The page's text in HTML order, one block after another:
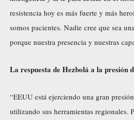
resistencia hoy es más fuerte y más
somos pacientes. Nadie cree que sea
porque nuestra presencia y nuestras
La respuesta de Hezbolá a la presión
“EEUU está ejerciendo una gran
utilizando sus herramientas regionales.